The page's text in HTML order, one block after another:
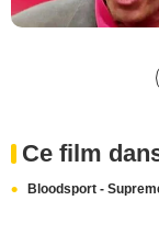
Ce film
Bloodsport -